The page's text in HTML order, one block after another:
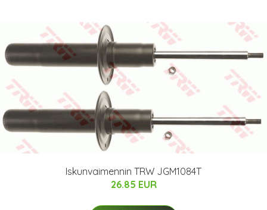
Iskunvaimennin TRW JGM1084T
26.85 EUR